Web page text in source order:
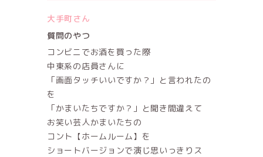
大手町さん
質問のやつ
コンビニでお酒を買った際
中東系の店員さんに
「画面タッチいいですか？」と言われたの
を
「かまいたちですか？」と聞き間違えて
お笑い芸人かまいたちの
コント【ホームルーム】を
ショートバージョンで演じ思いっきりス